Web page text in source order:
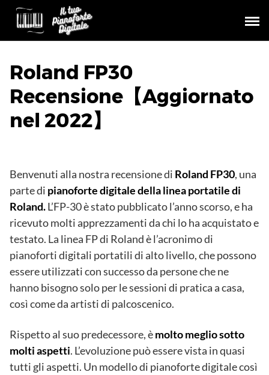
Skip
content
Roland FP30
Recensione【Aggiornato
nel 2022】
Benvenuti alla nostra recensione di Roland FP30, una
parte di pianoforte digitale della linea portatile di
Roland.L’FP-30 è stato pubblicato l’anno scorso, e ha
ricevuto molti apprezzamenti da chi lo ha acquistato e
testato. La linea FP di Roland è l’acronimo di
pianoforti digitali portatili di alto livello, che possono
essere utilizzati con successo da persone che ne
hanno bisogno solo per le sessioni di pratica a casa,
così come da artisti di palcoscenico.
Rispetto al suo predecessore, èmolto meglio sotto
molti aspetti. L’evoluzione può essere vista in quasi
tutti gli aspetti. Un modello di pianoforte digitale così